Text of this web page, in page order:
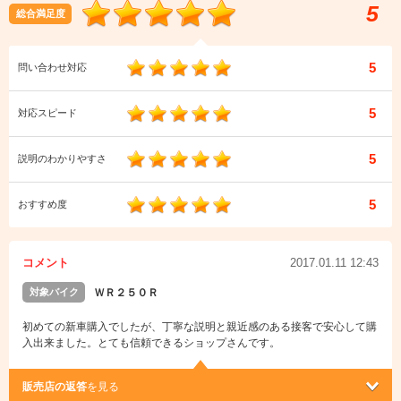
総合満足度 5
問い合わせ対応 5
対応スピード 5
説明のわかりやすさ 5
おすすめ度 5
コメント 2017.01.11 12:43
対象バイク ＷＲ２５０Ｒ
初めての新車購入でしたが、丁寧な説明と親近感のある接客で安心して購
入出来ました。とても信頼できるショップさんです。
販売店の返答を見る